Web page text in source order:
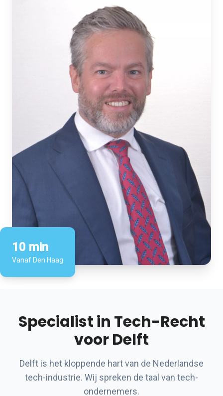
10 min
Vanaf Den Haag
Specialist in Tech-Recht
voor Delft
Delft is het kloppende hart van de Nederlandse
tech-industrie. Wij spreken de taal van tech-
ondernemers.